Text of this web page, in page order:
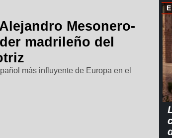
Mesonero-
madrileño del
más influyente de Europa en el